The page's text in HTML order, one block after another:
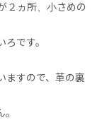
２ヵ所、小さめの
です。
ますので、革の裏